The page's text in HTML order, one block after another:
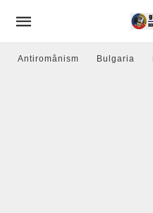
Antiromânism Bulgaria